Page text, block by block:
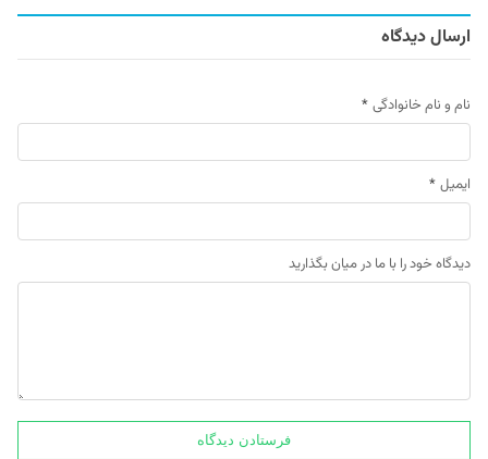
ارسال دیدگاه
نام و نام خانوادگی *
ایمیل *
دیدگاه خود را با ما در میان بگذارید